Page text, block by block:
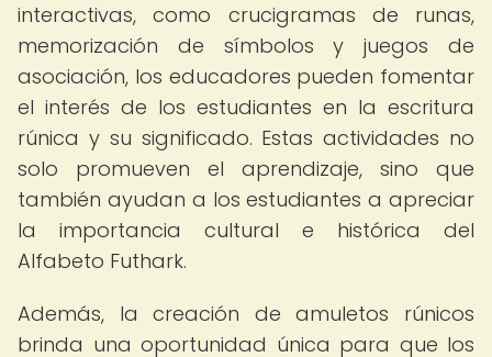
interactivas, como crucigramas de runas,
memorización de símbolos y juegos de
asociación, los educadores pueden fomentar
el interés de los estudiantes en la escritura
rúnica y su significado. Estas actividades no
solo promueven el aprendizaje, sino que
también ayudan a los estudiantes a apreciar
la importancia cultural e histórica del
Alfabeto Futhark.
Además, la creación de amuletos rúnicos
brinda una oportunidad única para que los